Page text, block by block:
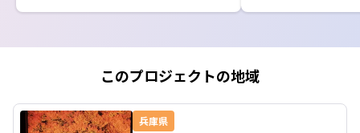
RPL2URZYZL1mGI03BxEe62XgCgiyX
kBmoMsrYqQMhw/edit
4月中旬には豊岡市但東町で（市街地か
～　今日は朝まで雪
で、水面もシャーベ
て、とても幻想的な
このプロジェクトの地域
兵庫県